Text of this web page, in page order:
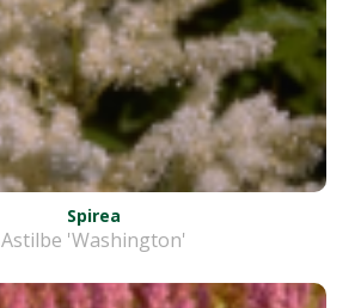
Spirea
Astilbe 'Washington'